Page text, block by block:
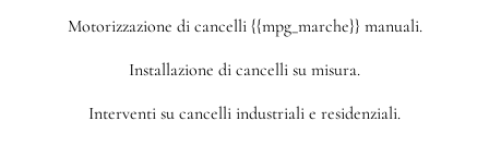
Motorizzazione di cancelli {{mpg_marche}} manuali.
Installazione di cancelli su misura.
Interventi su cancelli industriali e residenziali.